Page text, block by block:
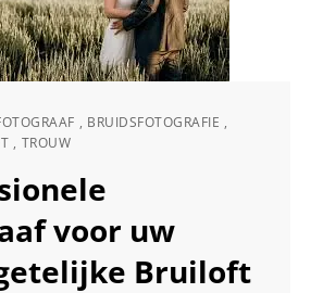
, BRUIDSFOTOGRAFIE ,
, TROUW
voor uw
Bruiloft